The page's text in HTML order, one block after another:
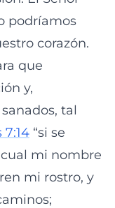
podríamos
corazón.
que
y,
tal
7:14 “si se
mi nombre
mi rostro, y